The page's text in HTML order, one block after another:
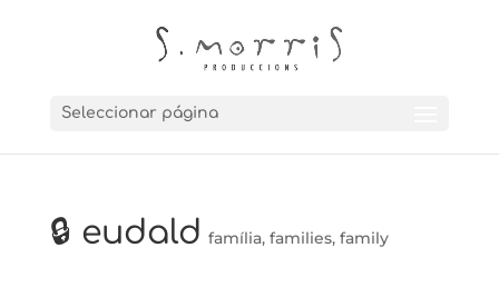
Seleccionar página
🔒 eudald família, families, family